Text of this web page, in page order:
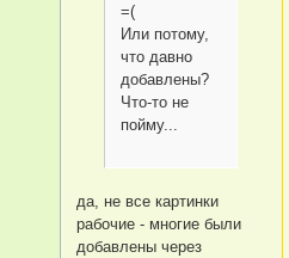
=(
Или потому,
что давно
добавлены?
Что-то не
пойму...
да, не все картинки
рабочие - многие были
добавлены через